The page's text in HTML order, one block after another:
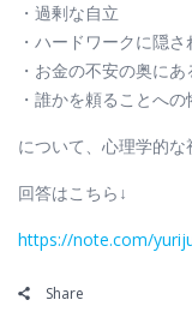
・過剰な自立
・ハードワークに隠
・お金の不安の奥に
・誰かを頼ることへの
について、心理学的な
回答はこちら↓
https://note.com/
Share